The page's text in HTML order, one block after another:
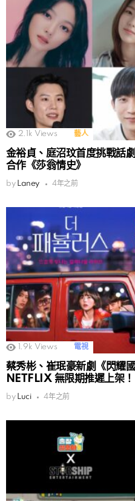
2.1k Views 藝人
金裕貞、庭沼玟首度挑戰話
合作《莎翁情史》
by Laney 4年之前
1.9k Views 電視
蔡秀彬、崔珉豪新劇《閃耀
NETFLIX 無限期推遲上架！
by Luci 4年之前